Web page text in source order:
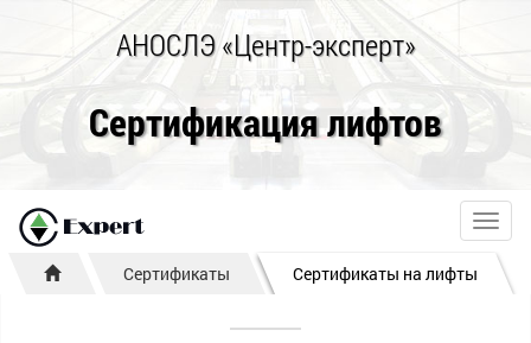
АНОСЛЭ «Центр-эксперт»
Сертификация лифтов
Сертификаты Сертификаты на лифты